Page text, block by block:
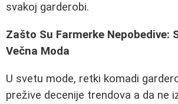
svakoj garderobi.
Zašto Su Farmerke Nepobedive:
Večna Moda
U svetu mode, retki komadi
prežive decenije trendova a da ne